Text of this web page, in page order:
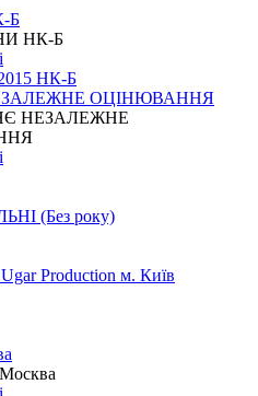
Б
НК-Б
НК-Б
ОЦІНЮВАННЯ
НЕЗАЛЕЖНЕ
(Без року)
Production м. Київ